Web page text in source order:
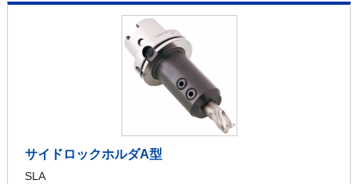
サイドロックホルダA型
SLA